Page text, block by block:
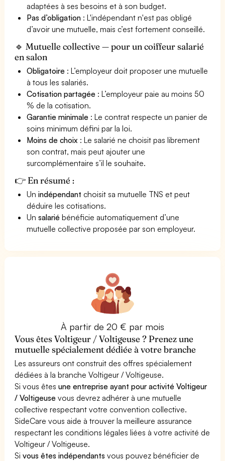
adaptées à ses besoins et à son budget.
Pas d’obligation : L'indépendant n'est pas obligé
d’avoir une mutuelle, mais c’est fortement conseillé.
🔹 Mutuelle collective — pour un coiffeur salarié
en salon
Obligatoire : L’employeur doit proposer une mutuelle
à tous les salariés.
Cotisation partagée : L’employeur paie au moins 50
% de la cotisation.
Garantie minimale : Le contrat respecte un panier de
soins minimum défini par la loi.
Moins de choix : Le salarié ne choisit pas librement
son contrat, mais peut ajouter une
surcomplémentaire s’il le souhaite.
👉 En résumé :
Unindépendant choisit sa mutuelle TNS et peut
déduire les cotisations.
Unsalarié bénéficie automatiquement d’une
mutuelle collective proposée par son employeur.
À partir de 20 € par mois
Vous êtes Voltigeur / Voltigeuse ? Prenez une
mutuelle spécialement dédiée à votre branche
Les assureurs ont construit des offres spécialement
dédiées à la branche Voltigeur / Voltigeuse.
Si vous êtesune entreprise ayant pour activité Voltigeur
/ Voltigeuse vous devrez adhérer à une mutuelle
collective respectant votre convention collective.
SideCare vous aide à trouver la meilleure assurance
respectant les conditions légales liées à votre activité de
Voltigeur / Voltigeuse.
Sivous êtes indépendants vous pouvez bénéficier de